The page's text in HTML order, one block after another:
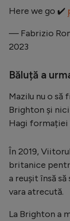
Here we go ✔️
— Fabrizio
2023
Băluță a
Mazilu nu o să
Brighton și
Hagi formației
În 2019,
britanice
a reușit însă să
vara atrecută.
La Brighton a